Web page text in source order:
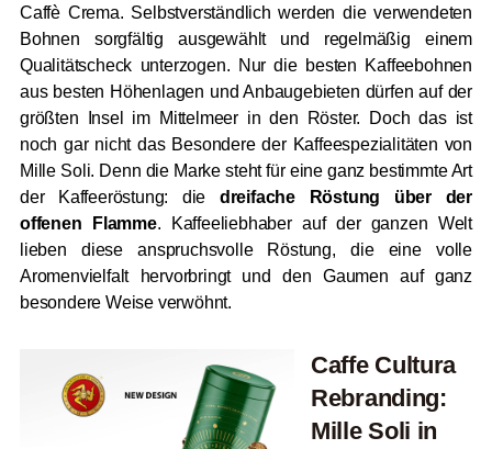
Caffè Crema. Selbstverständlich werden die verwendeten
Bohnen sorgfältig ausgewählt und regelmäßig einem
Qualitätscheck unterzogen. Nur die besten Kaffeebohnen
aus besten Höhenlagen und Anbaugebieten dürfen auf der
größten Insel im Mittelmeer in den Röster. Doch das ist
noch gar nicht das Besondere der Kaffeespezialitäten von
Mille Soli. Denn die Marke steht für eine ganz bestimmte Art
der Kaffeeröstung: die dreifache Röstung über der
offenen Flamme. Kaffeeliebhaber auf der ganzen Welt
lieben diese anspruchsvolle Röstung, die eine volle
Aromenvielfalt hervorbringt und den Gaumen auf ganz
besondere Weise verwöhnt.
Caffe Cultura
Rebranding:
Mille Soli in